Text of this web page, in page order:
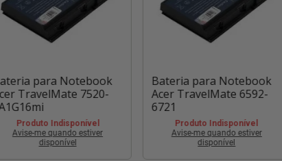
para Notebook
TravelMate 7520-
Produto Indisponível
Avise-me quando estiver
disponível
Bateria para Notebook
Acer TravelMate 6592-
6721
Produto Indisponível
Avise-me quando estiver
disponível